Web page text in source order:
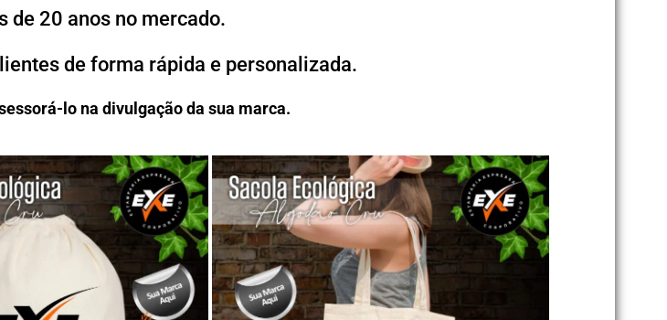
de 20 anos no mercado.
de forma rápida e personalizada.
lo na divulgação da sua marca.